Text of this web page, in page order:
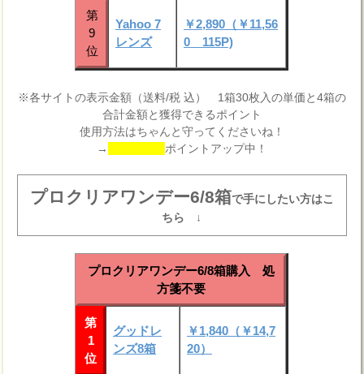
第
9
位
Yahoo 7
レンズ
￥2,890（￥11,56
0 115P)
※各サイトの表示金額（送料/税 込） 1箱30枚入の単価と4箱の
合計金額と獲得できるポイント
使用方法はちゃんと守ってくださいね！
→
ポイントアップ中！
プロクリアワンデー6/8箱で手にしたい方はこ
ちら ↓
プロクリアワンデー6/8箱購入 処
方箋不要
第
1
位
グッドレ
ンズ8箱
￥1,840（￥14,7
20）